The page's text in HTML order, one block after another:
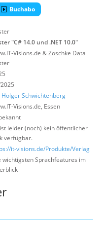
Buchabo
"C# 14.0 und .NET 10.0"
Visions.de & Zoschke Data
Holger Schwichtenberg
Visions.de, Essen
leider (noch) kein öffentlicher
verfügbar.
it-visions.de/Produkte/Verlag
wichtigsten Sprachfeatures im